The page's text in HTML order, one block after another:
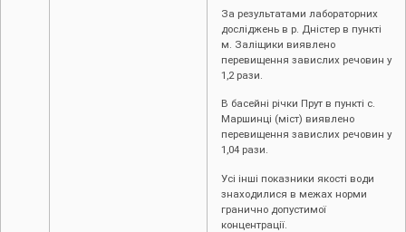
За результатами лабораторних
досліджень в р. Дністер в пункті
м. Заліщики виявлено
перевищення завислих речовин у
1,2 рази.
В басейні річки Прут в пункті с.
Маршинці (міст) виявлено
перевищення завислих речовин у
1,04 рази.
Усі інші показники якості води
знаходилися в межах норми
гранично допустимої
концентрації.